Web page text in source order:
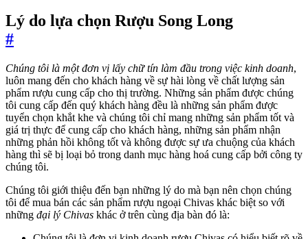
Lý do lựa chọn Rượu Song Long
#
Chúng tôi là một đơn vị lấy chữ tín làm đầu trong việc kinh doanh,
luôn mang đến cho khách hàng về sự hài lòng về chất lượng sản
phẩm rượu cung cấp cho thị trường. Những sản phẩm được chúng
tôi cung cấp đến quý khách hàng đều là những sản phẩm được
tuyển chọn khắt khe và chúng tôi chỉ mang những sản phẩm tốt và
giá trị thực để cung cấp cho khách hàng, những sản phẩm nhận
những phản hồi không tốt và không được sự ưa chuộng của khách
hàng thì sẽ bị loại bỏ trong danh mục hàng hoá cung cấp bởi công ty
chúng tôi.
Chúng tôi giới thiệu đến bạn những lý do mà bạn nên chọn chúng
tôi để mua bán các sản phẩm rượu ngoại Chivas khác biệt so với
những đại lý Chivas khác ở trên cùng địa bàn đó là: